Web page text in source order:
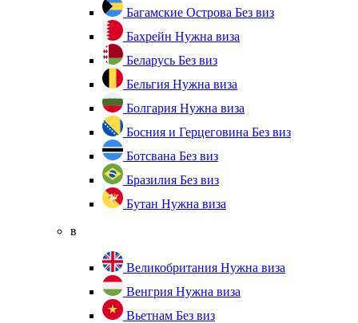
Багамские Острова Без виз
Бахрейн Нужна виза
Беларусь Без виз
Бельгия Нужна виза
Болгария Нужна виза
Босния и Герцеговина Без виз
Ботсвана Без виз
Бразилия Без виз
Бутан Нужна виза
в
Великобритания Нужна виза
Венгрия Нужна виза
Вьетнам Без виз